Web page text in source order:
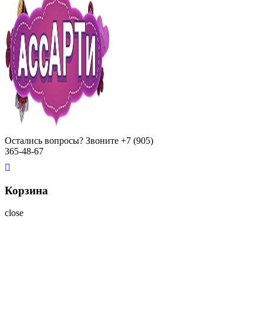
Остались вопросы? Звоните +7 (905)
365-48-67
Корзина
close